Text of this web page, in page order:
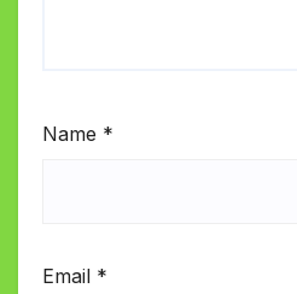
Name *
Email *